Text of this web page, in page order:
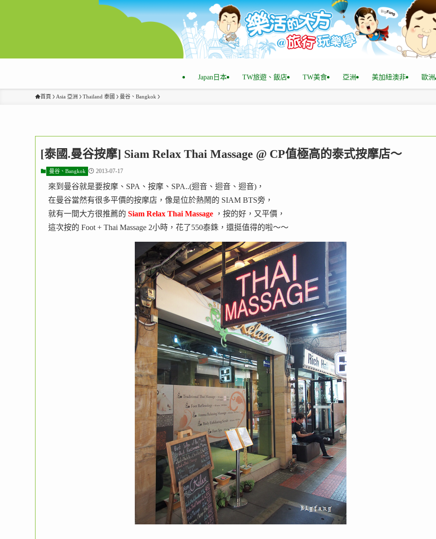
Japan日本 TW旅遊、飯店 TW美食 亞洲 美加紐澳非 歐洲
首頁 Asia 亞洲 Thailand 泰國 曼谷、Bangkok
[泰國.曼谷按摩] Siam Relax Thai Massage @ CP值極高的泰式按摩店～
曼谷、Bangkok 2013-07-17
來到曼谷就是要按摩、SPA、按摩、SPA..(迴音、迴音、迴音)，
在曼谷當然有很多平價的按摩店，像是位於熱鬧的 SIAM BTS旁，
就有一間大方很推薦的 Siam Relax Thai Massage ，按的好，又平價，
這次按的 Foot + Thai Massage 2小時，花了550泰銖，還挺值得的啦～～